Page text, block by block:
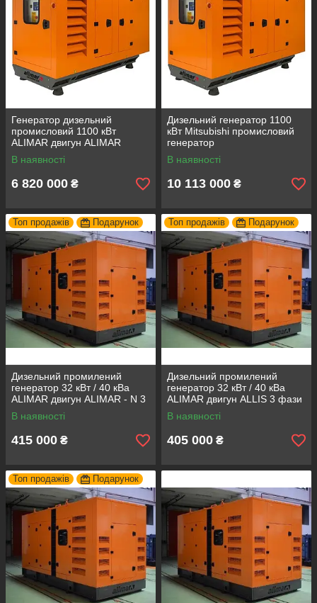
Генератор дизельний
промисловий 1100 кВт
ALIMAR двигун ALIMAR
трифазний. Дизельна
електростанція
В наявності
6 820 000 ₴
Дизельний генератор 1100
кВт Mitsubishi промисловий
генератор
В наявності
10 113 000 ₴
Топ продажів Подарунок
Дизельний промилений
генератор 32 кВт / 40 кВа
ALIMAR двигун ALIMAR - N 3
фази 50Гц
В наявності
415 000 ₴
Топ продажів Подарунок
Дизельний промилений
генератор 32 кВт / 40 кВа
ALIMAR двигун ALLIS 3 фази
50Гц
В наявності
405 000 ₴
Топ продажів Подарунок